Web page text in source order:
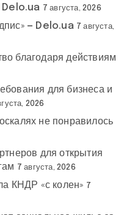
Delo.ua 7 августа, 2026
— Delo.ua 7 августа,
благодаря действиям
для бизнеса и
2026
не понравилось
для открытия
7 августа, 2026
КНДР «с колен» 7